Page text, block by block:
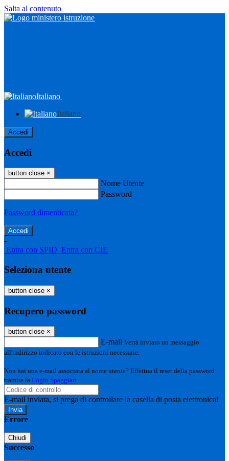
Salta al contenuto
Italiano
Italiano
Accedi
Accedi
button close ×
Nome Utente
Password
Password dimenticata?
-
Entra con SPID Entra con CIE
Seleziona utente
button close ×
Recupero password
button close ×
E-mail Verrà inviato un messaggio
all'indirizzo indicato con le istruzioni necessarie.
Non hai una e-mail associata al nome utente? Effettua il reset della password
tramite la Login Spaggiari
E-mail inviata, si prega di controllare la casella di posta elettronica!
Errore
Chiudi
Successo